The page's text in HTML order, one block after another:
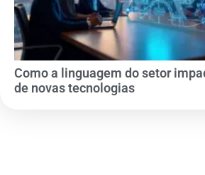
Como a linguagem do setor
de novas tecnologias